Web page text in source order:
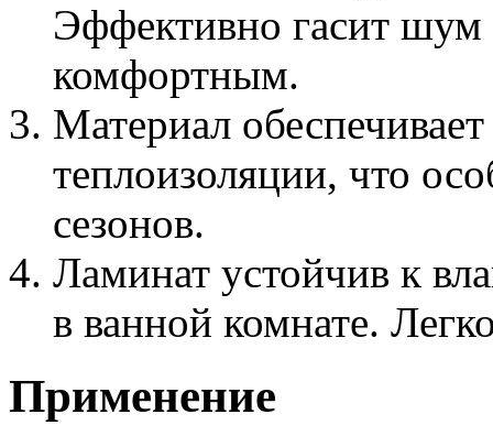
Эффективно гасит шум
комфортным.
Материал
теплоизоляции, что
сезонов.
Ламинат устойчив к
в ванной комнате.
Применение